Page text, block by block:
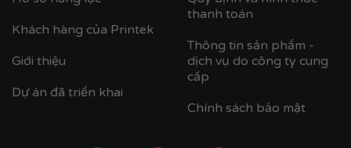
Khách hàng của Printek
Giới thiệu
Dự án đã triển khai
thanh toán
Thông tin sản phẩm -
dịch vụ do công ty cung
cấp
Chính sách bảo mật